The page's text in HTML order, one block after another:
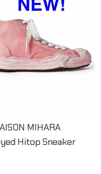
MIHARA
Hitop Sneaker